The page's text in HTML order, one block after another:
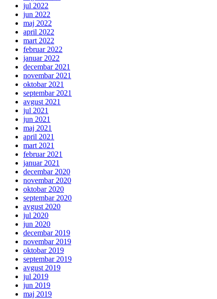
jul 2022
jun 2022
maj 2022
april 2022
mart 2022
februar 2022
januar 2022
decembar 2021
novembar 2021
oktobar 2021
septembar 2021
avgust 2021
jul 2021
jun 2021
maj 2021
april 2021
mart 2021
februar 2021
januar 2021
decembar 2020
novembar 2020
oktobar 2020
septembar 2020
avgust 2020
jul 2020
jun 2020
decembar 2019
novembar 2019
oktobar 2019
septembar 2019
avgust 2019
jul 2019
jun 2019
maj 2019